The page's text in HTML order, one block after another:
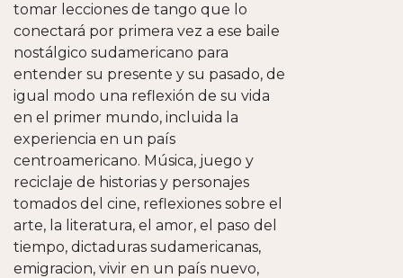
tomar lecciones de tango que lo
conectará por primera vez a ese baile
nostálgico sudamericano para
entender su presente y su pasado, de
igual modo una reflexión de su vida
en el primer mundo, incluida la
experiencia en un país
centroamericano. Música, juego y
reciclaje de historias y personajes
tomados del cine, reflexiones sobre el
arte, la literatura, el amor, el paso del
tiempo, dictaduras sudamericanas,
emigracion, vivir en un país nuevo,